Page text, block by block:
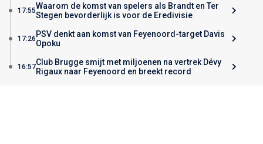
17:55Waarom de komst van spelers als Brandt en Ter
Stegen bevorderlijk is voor de Eredivisie
17:26 PSV denkt aan komst van Feyenoord-target Davis
Opoku
16:57Club Brugge smijt met miljoenen na vertrek Dévy
Rigaux naar Feyenoord en breekt record